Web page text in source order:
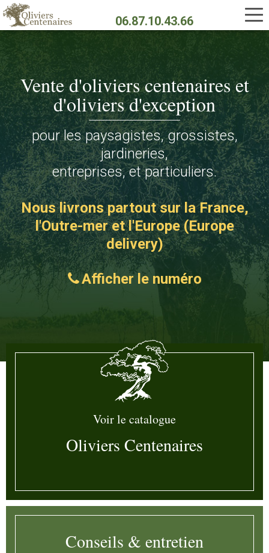
Aller
au
contenu
Vente d'oliviers centenaires et
d'oliviers d'exception
pour les paysagistes, grossistes,
jardineries,
entreprises, et particuliers.
Nous livrons partout sur la France,
l'Outre-mer et l'Europe (Europe
delivery)
Afficher le numéro
06.87.10.43.66
Voir le catalogue
Oliviers Centenaires
Conseils & entretien